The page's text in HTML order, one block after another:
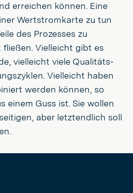
erreichen können. Eine
Wertstromkarte zu tun
des Prozesses zu
Vielleicht gibt es
vielleicht viele Qualitäts-
Vielleicht haben
werden können, so
einem Guss ist. Sie wollen
aber letztendlich soll